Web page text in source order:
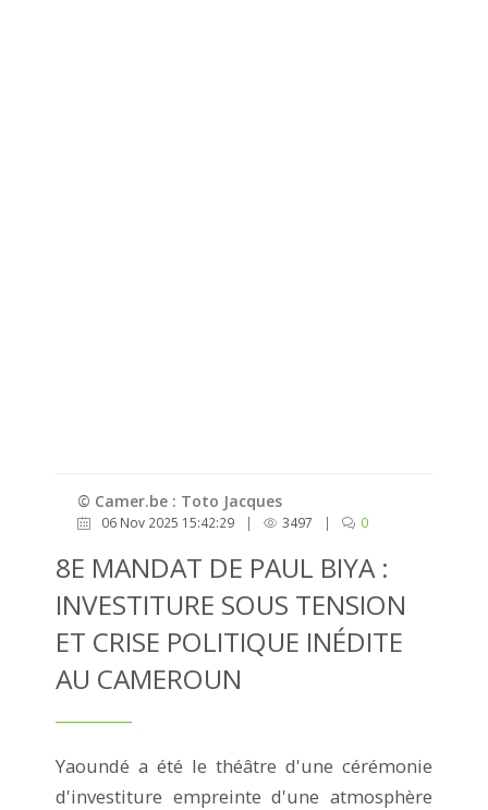
© Camer.be : Toto Jacques
06 Nov 2025 15:42:29 | 3497 | 0
8E MANDAT DE PAUL BIYA :
INVESTITURE SOUS TENSION
ET CRISE POLITIQUE INÉDITE
AU CAMEROUN
Yaoundé a été le théâtre d'une cérémonie
d'investiture empreinte d'une atmosphère